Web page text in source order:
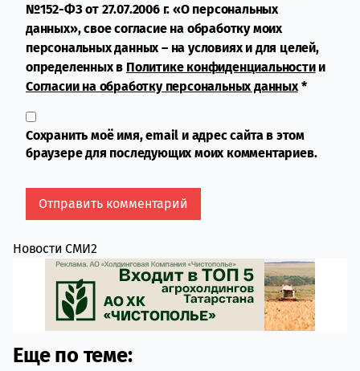
№152-ФЗ от 27.07.2006 г. «О персональных
данных», свое согласие на обработку моих
персональных данных – на условиях и для целей,
определенных в Политике конфиденциальностии
Согласии на обработку персональных данных*
Сохранить моё имя, email и адрес сайта в этом
браузере для последующих моих комментариев.
Новости СМИ2
Еще по теме: